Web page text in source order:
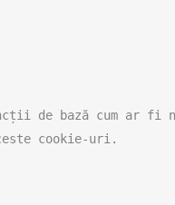
de bază cum ar fi
cookie-uri.